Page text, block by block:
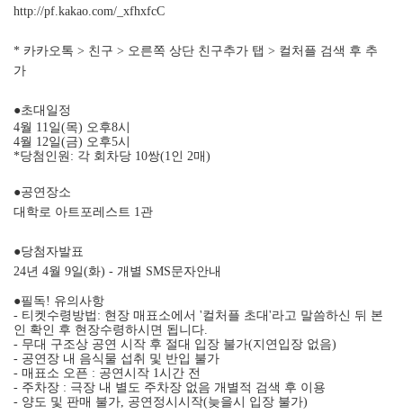
http://pf.kakao.com/_xfhxfcC
* 카카오톡 > 친구 > 오른쪽 상단 친구추가 탭 > 컬처플 검색 후 추
가
●초대일정
4월 11일(목) 오후8시
4월 12일(금) 오후5시
*당첨인원: 각 회차당 10쌍(1인 2매)
●공연장소
대학로 아트포레스트 1관
●당첨자발표
24년 4월 9일(화) - 개별 SMS문자안내
●필독! 유의사항
- 티켓수령방법: 현장 매표소에서 '컬처플 초대'라고 말씀하신 뒤 본
인 확인 후 현장수령하시면 됩니다.
- 무대 구조상 공연 시작 후 절대 입장 불가(지연입장 없음)
- 공연장 내 음식물 섭취 및 반입 불가
- 매표소 오픈 : 공연시작 1시간 전
- 주차장 : 극장 내 별도 주차장 없음 개별적 검색 후 이용
- 양도 및 판매 불가, 공연정시시작(늦을시 입장 불가)